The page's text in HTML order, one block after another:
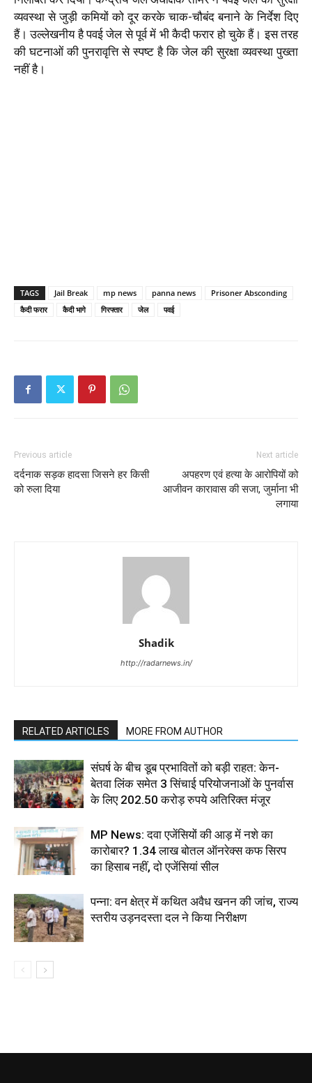
व्यवस्था से जुड़ी कमियों को दूर करके चाक-चौबंद बनाने के निर्देश दिए
हैं। उल्लेखनीय है पवई जेल से पूर्व में भी कैदी फरार हो चुके हैं। इस तरह
की घटनाओं की पुनरावृत्ति से स्पष्ट है कि जेल की सुरक्षा व्यवस्था पुख्ता
नहीं है।
TAGS Jail Break mp news panna news
Prisoner Absconding
कैदी फरार
कैदी भागे गिरफ्तार जेल पवई
Previous article
दर्दनाक सड़क हादसा जिसने हर किसी
को रुला दिया
Next article
अपहरण एवं हत्या के आरोपियों को
आजीवन कारावास की सजा, जुर्माना भी
लगाया
Shadik
http://radarnews.in/
RELATED ARTICLES MORE FROM AUTHOR
संघर्ष के बीच डूब प्रभावितों को बड़ी राहत: केन-
बेतवा लिंक समेत 3 सिंचाई परियोजनाओं के पुनर्वास
के लिए 202.50 करोड़ रुपये अतिरिक्त मंजूर
MP News: दवा एजेंसियों की आड़ में नशे का
कारोबार? 1.34 लाख बोतल ऑनरेक्स कफ सिरप
का हिसाब नहीं, दो एजेंसियां सील
पन्ना: वन क्षेत्र में कथित अवैध खनन की जांच, राज्य
स्तरीय उड़नदस्ता दल ने किया निरीक्षण